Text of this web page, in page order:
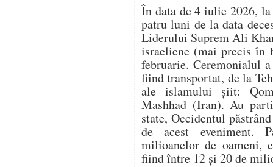
În data de 4 iulie 2026,
patru luni de la data
Liderului Suprem Ali
israeliene (mai precis în
februarie. Ceremonialul
fiind transportat, de la
ale islamului șiit:
Mashhad (Iran). Au
state, Occidentul
de acest eveniment.
milioanelor de oameni,
fiind între 12 și 20 de